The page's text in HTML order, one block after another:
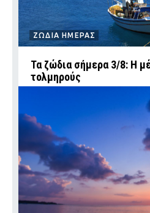
ΖΩΔΙΑ ΗΜΕΡΑΣ
Τα ζώδια σήμερα 3/8: Η
τολμηρούς